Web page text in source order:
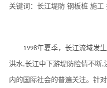
关键词 ： 长江堤防 钢板桩 施工
1998年夏季，长江流域发生
洪水,长江中下游堤防险情不断,
内的国际社会的普遍关注。针